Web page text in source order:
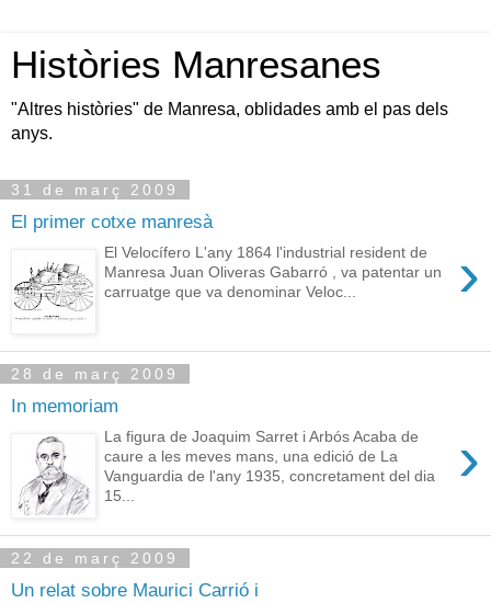
Històries Manresanes
"Altres històries" de Manresa, oblidades amb el pas dels
anys.
31 de març 2009
El primer cotxe manresà
›
El Velocífero L'any 1864 l'industrial resident de
Manresa Juan Oliveras Gabarró , va patentar un
carruatge que va denominar Veloc...
28 de març 2009
In memoriam
›
La figura de Joaquim Sarret i Arbós Acaba de
caure a les meves mans, una edició de La
Vanguardia de l'any 1935, concretament del dia
15...
22 de març 2009
Un relat sobre Maurici Carrió i